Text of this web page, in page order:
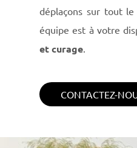
déplaçons sur tout
équipe est à votre
et curage.
CONTACTEZ-